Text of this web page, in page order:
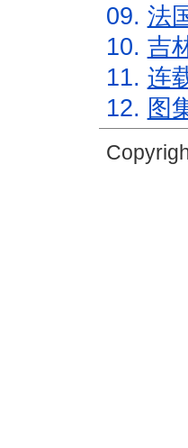
09. 法
10. 吉
11. 连
12. 图